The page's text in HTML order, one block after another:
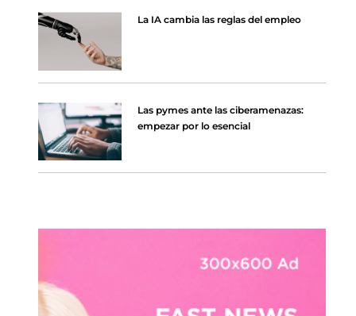
La IA cambia las reglas del empleo
Las pymes ante las ciberamenazas:
empezar por lo esencial